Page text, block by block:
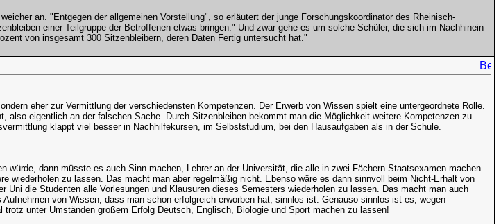
an. "Entgegen der allgemeinen Vorstellung", so erläutert der junge Forschungskoordinator des Rheinisch-
einer Teilgruppe der Betroffenen etwas bringen." Und zwar gehe es um solche Schüler, die sich im Nachhinein
von insgesamt 300 Sitzenbleibern, deren Daten Fertig untersucht hat."
eher zur Vermittlung der verschiedensten Kompetenzen. Der Erwerb von Wissen spielt eine untergeordnete Rolle.
also eigentlich an der falschen Sache. Durch Sitzenbleiben bekommt man die Möglichkeit weitere Kompetenzen zu
klappt viel besser in Nachhilfekursen, im Selbststudium, bei den Hausaufgaben als in der Schule.
würde, dann müsste es auch Sinn machen, Lehrer an der Universität, die alle in zwei Fächern Staatsexamen machen
wiederholen zu lassen. Das macht man aber regelmäßig nicht. Ebenso wäre es dann sinnvoll beim Nicht-Erhalt von
Uni die Studenten alle Vorlesungen und Klausuren dieses Semesters wiederholen zu lassen. Das macht man auch
von Wissen, dass man schon erfolgreich erworben hat, sinnlos ist. Genauso sinnlos ist es, wegen
unter Umständen großem Erfolg Deutsch, Englisch, Biologie und Sport machen zu lassen!